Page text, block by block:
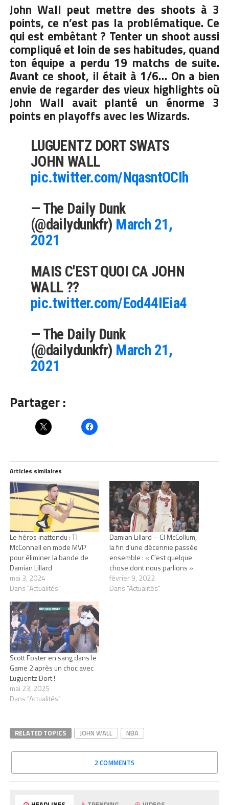
John Wall peut mettre des shoots à 3
points, ce n’est pas la problématique. Ce
qui est embêtant ? Tenter un shoot aussi
compliqué et loin de ses habitudes, quand
ton équipe a perdu 19 matchs de suite.
Avant ce shoot, il était à 1/6… On a bien
envie de regarder des vieux highlights où
John Wall avait planté un énorme 3
points en playoffs avec les Wizards.
LUGUENTZ DORT SWATS
JOHN WALL
pic.twitter.com/NqasntOCIh
— The Daily Dunk
(@dailydunkfr) March 21,
2021
MAIS C'EST QUOI CA JOHN
WALL ??
pic.twitter.com/Eod44IEia4
— The Daily Dunk
(@dailydunkfr) March 21,
2021
Partager :
Articles similaires
Le héros inattendu : TJ
McConnell en mode MVP
pour éliminer la bande de
Damian Lillard
mai 3, 2024
Dans "Actualités"
Damian Lillard – CJ McCollum,
la fin d’une décennie passée
ensemble : « C’est quelque
chose dont nous parlions »
février 9, 2022
Dans "Actualités"
Scott Foster en sang dans le
Game 2 après un choc avec
Luguentz Dort !
mai 23, 2025
Dans "Actualités"
RELATED TOPICS JOHN WALL NBA
2 COMMENTS